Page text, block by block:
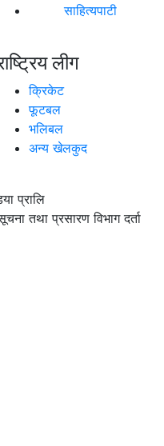
साहित्यपाटी
लीग
क्रिकेट
फूटबल
भलिबल
अन्य खेलकुद
प्रालि
तथा प्रसारण विभाग दर्ता